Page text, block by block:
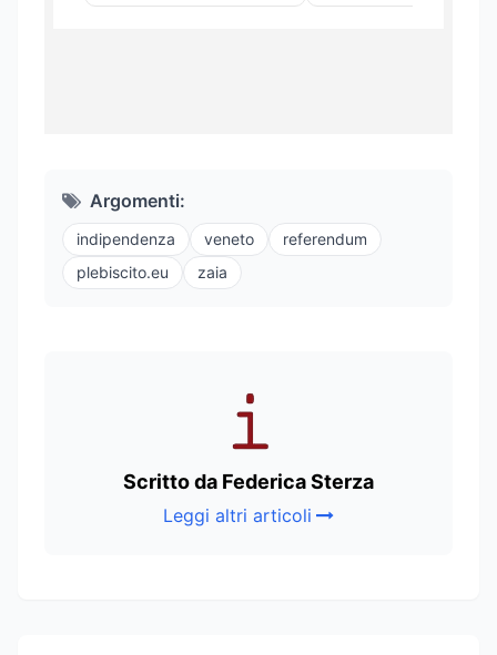
Argomenti:
indipendenza veneto
referendum
plebiscito.eu
zaia
Scritto da Federica Sterza
Leggi altri articoli